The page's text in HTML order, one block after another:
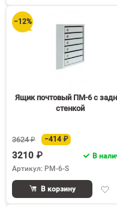
−12%
Ящик почтовый ПМ-6 с
стенкой
3624 ₽ −414 ₽
3210 ₽
В
Артикул: PM-6-S
В корзину